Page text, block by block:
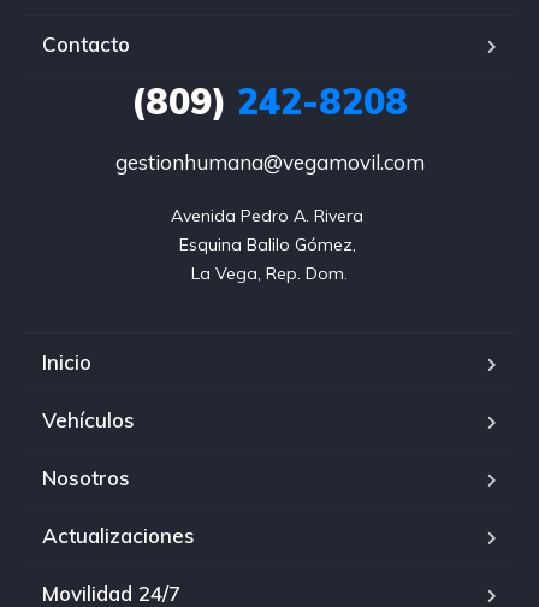
Contacto
(809) 242-8208
gestionhumana@vegamovil.com
Avenida Pedro A. Rivera
Esquina Balilo Gómez,
La Vega, Rep. Dom.
Inicio
Vehículos
Nosotros
Actualizaciones
Movilidad 24/7